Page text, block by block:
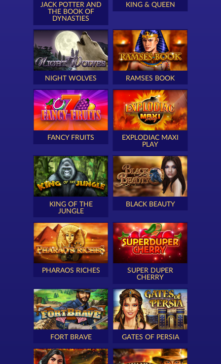
JACK POTTER AND
THE BOOK OF
DYNASTIES
KING & QUEEN
NIGHT WOLVES RAMSES BOOK
FANCY FRUITS
EXPLODIAC MAXI
PLAY
KING OF THE
JUNGLE
BLACK BEAUTY
PHARAOS RICHES
SUPER DUPER
CHERRY
FORT BRAVE GATES OF PERSIA